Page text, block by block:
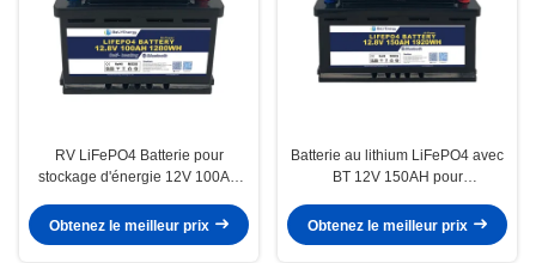
RV LiFePO4 Batterie pour
stockage d'énergie 12V 100AH
Obtenez le meilleur prix
Batterie au lithium LiFePO4 avec
BT 12V 150AH pour
Obtenez le meilleur prix